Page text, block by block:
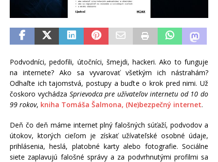
Podvodníci, pedofili, útočníci, šmejdi, hackeri. Ako to funguje
na internete? Ako sa vyvarovať všetkým ich nástrahám?
Odhaľte ich tajomstvá, postupy a buďte o krok pred nimi. Už
čoskoro vychádza Sprievodca pre užívateľov internetu od 10 do
99 rokov, kniha Tomáša Šalmona, (Ne)bezpečný internet.
Deň čo deň máme internet plný falošných súťaží, podvodov a
útokov, ktorých cieľom je získať užívateľské osobné údaje,
prihlásenia, heslá, platobné karty alebo fotografie. Sociálne
siete zaplavujú falošné správy a za podvrhnutými profilmi sa